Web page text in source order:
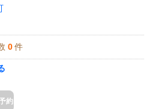
0 件
約